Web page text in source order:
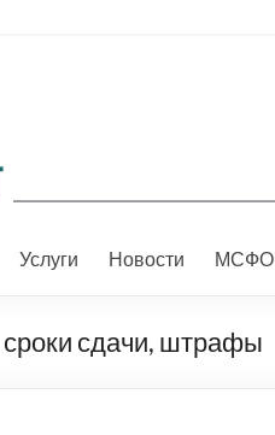
Услуги Новости МСФО
сдачи, штрафы